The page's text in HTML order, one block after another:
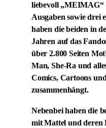
liebevoll „MEIMAG“
Ausgaben sowie drei
haben die beiden in
Jahren auf das
über 2.800 Seiten
Man, She-Ra und
Comics, Cartoons
zusammenhängt.
Nebenbei haben die
mit Mattel und deren